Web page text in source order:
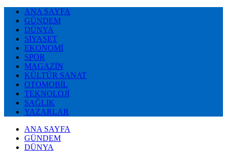
ANA SAYFA
GÜNDEM
DÜNYA
SİYASET
EKONOMİ
SPOR
MAGAZİN
KÜLTÜR SANAT
OTOMOBİL
TEKNOLOJİ
SAĞLIK
YAZARLAR
ANA SAYFA
GÜNDEM
DÜNYA